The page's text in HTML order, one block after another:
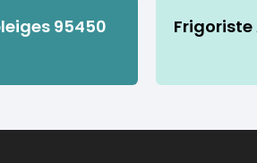
95450 Frigoriste